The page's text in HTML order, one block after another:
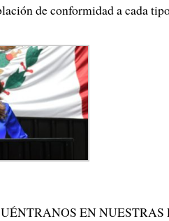
de conformidad a cada
EN NUESTRAS